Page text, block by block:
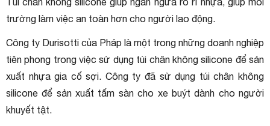
trường làm việc an toàn hơn cho người lao động.
Công ty Durisotti của Pháp là một trong những doanh nghiệp
tiên phong trong việc sử dụng túi chân không silicone để sản
xuất nhựa gia cố sợi. Công ty đã sử dụng túi chân không
silicone để sản xuất tấm sàn cho xe buýt dành cho người
khuyết tật.